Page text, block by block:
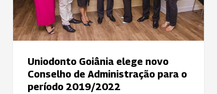
para
o
período
Uniodonto Goiânia elege novo
Conselho de Administração para o
período 2019/2022